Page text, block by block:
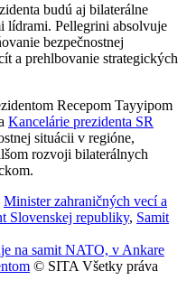
budú aj bilaterálne
lídrami. Pellegrini absolvuje
bezpečnostnej
a prehlbovanie strategických
Recepom Tayyipom
Kancelárie prezidenta SR
situácii v regióne,
rozvoji bilaterálnych
Minister zahraničných vecí a
Slovenskej republiky, Samit
na samit NATO, v Ankare
© SITA Všetky práva